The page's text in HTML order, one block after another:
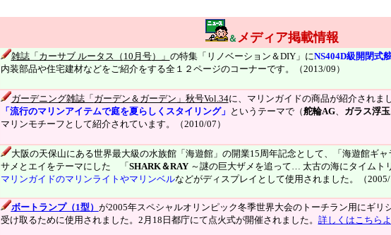
＆ メディア掲載情報
雑誌「カーサブ ルータス（ 10月号）」 の特集「リノベーション＆DIY」 にNS404D級開閉式
内装部品や住宅建材などをご紹介をする全１２ページのコーナーです。（2013/09）
ガーデニング雑誌「 ガーデン＆ガーデン」 秋号Vol.34に、マリンガイドの商品が紹介されまし
「流行のマリンアイテムで庭を夏らしくスタイリング」 というテーマで（舵輪AG、 ガラス浮玉
マリンモチーフとして紹介されています。（2010/07）
大阪の天保山にある世界最大級の水族館「海遊館」の開業15周年記念として、「海遊館ギャ
サメとエイをテーマにした 「 SHARK＆RAY～謎の巨大ザメを追って… 太古の海にタイムト
マリンガイドのマリンライトやマリンベルなどがディスプレイとして使用されました。（2005/
ボートランプ（1型） が2005年スペシャルオリンピック冬季世界大会のトーチラン用にギリ
受け取るために使用されました。2月18日都庁にて点火式が開催されました。 詳しくはこちら